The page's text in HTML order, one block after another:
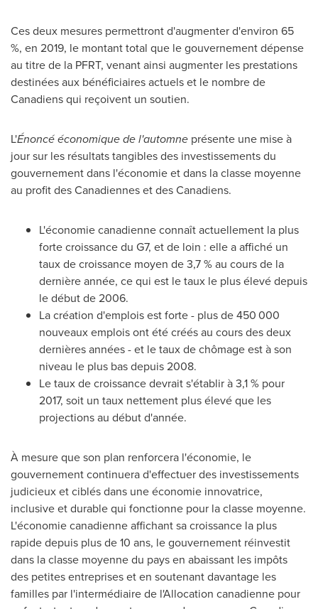
Ces deux mesures permettront d'augmenter d'environ 65
%, en 2019, le montant total que le gouvernement dépense
au titre de la PFRT, venant ainsi augmenter les prestations
destinées aux bénéficiaires actuels et le nombre de
Canadiens qui reçoivent un soutien.
L'Énoncé économique de l'automne présente une mise à
jour sur les résultats tangibles des investissements du
gouvernement dans l'économie et dans la classe moyenne
au profit des Canadiennes et des Canadiens.
L'économie canadienne connaît actuellement la plus
forte croissance du G7, et de loin : elle a affiché un
taux de croissance moyen de 3,7 % au cours de la
dernière année, ce qui est le taux le plus élevé depuis
le début de 2006.
La création d'emplois est forte - plus de 450 000
nouveaux emplois ont été créés au cours des deux
dernières années - et le taux de chômage est à son
niveau le plus bas depuis 2008.
Le taux de croissance devrait s'établir à 3,1 % pour
2017, soit un taux nettement plus élevé que les
projections au début d'année.
À mesure que son plan renforcera l'économie, le
gouvernement continuera d'effectuer des investissements
judicieux et ciblés dans une économie innovatrice,
inclusive et durable qui fonctionne pour la classe moyenne.
L'économie canadienne affichant sa croissance la plus
rapide depuis plus de 10 ans, le gouvernement réinvestit
dans la classe moyenne du pays en abaissant les impôts
des petites entreprises et en soutenant davantage les
familles par l'intermédiaire de l'Allocation canadienne pour